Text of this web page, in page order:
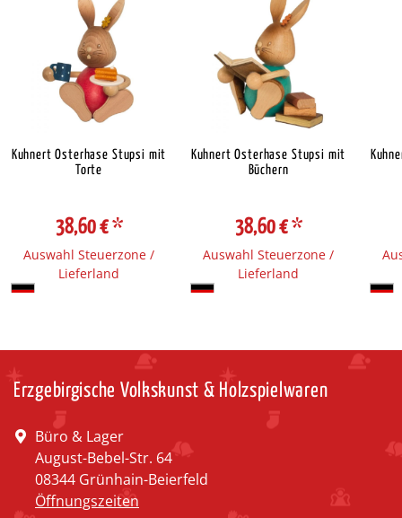
Kuhnert Osterhase Stupsi mit
Torte
38,60 €*
Auswahl Steuerzone /
Lieferland
Kuhnert Osterhase Stupsi mit
Büchern
38,60 €*
Auswahl Steuerzone /
Lieferland
Erzgebirgische Volkskunst & Holzspielwaren
Büro & Lager
August-Bebel-Str. 64
08344 Grünhain-Beierfeld
Öffnungszeiten